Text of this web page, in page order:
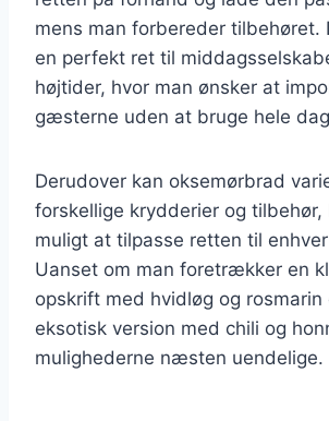
mens man forbereder tilbehøret.
en perfekt ret til
højtider, hvor man ønsker at
gæsterne uden at bruge hele
Derudover kan oksemørbrad
forskellige krydderier og
muligt at tilpasse retten til
Uanset om man foretrækker en
opskrift med hvidløg og rosmarin
eksotisk version med chili og
mulighederne næsten uendelige.